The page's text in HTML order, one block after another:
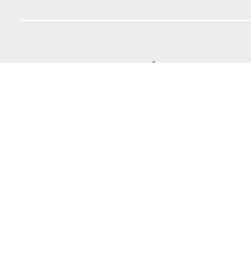
NOS MATÉRIELS